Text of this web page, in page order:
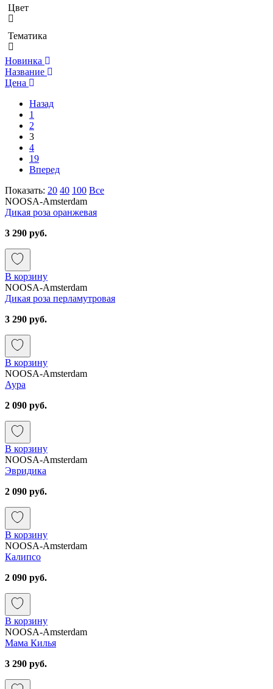
Цвет
Тематика
Новинка
Название
Цена
Назад
1
2
3
4
19
Вперед
Показать: 20 40 100 Все
NOOSA-Amsterdam
Дикая роза оранжевая
3 290 руб.
В корзину
NOOSA-Amsterdam
Дикая роза перламутровая
3 290 руб.
В корзину
NOOSA-Amsterdam
Аура
2 090 руб.
В корзину
NOOSA-Amsterdam
Эвридика
2 090 руб.
В корзину
NOOSA-Amsterdam
Калипсо
2 090 руб.
В корзину
NOOSA-Amsterdam
Мама Килья
3 290 руб.